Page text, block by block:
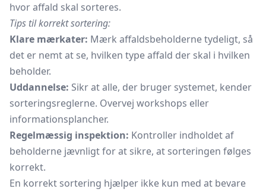
hvor affald skal sorteres.
Tips til korrekt sortering:
Klare mærkater: Mærk affaldsbeholderne tydeligt, så
det er nemt at se, hvilken type affald der skal i hvilken
beholder.
Uddannelse: Sikr at alle, der bruger systemet, kender
sorteringsreglerne. Overvej workshops eller
informationsplancher.
Regelmæssig inspektion: Kontroller indholdet af
beholderne jævnligt for at sikre, at sorteringen følges
korrekt.
En korrekt sortering hjælper ikke kun med at bevare